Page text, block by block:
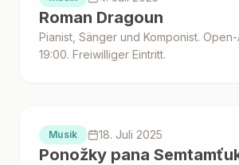
Roman Dragoun
Pianist, Sänger und Komponist.
19:00. Freiwilliger Eintritt.
Musik 18. Juli 2025
Ponožky pana